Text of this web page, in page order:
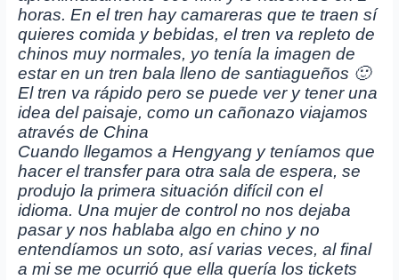
horas. En el tren hay camareras que te traen sí
quieres comida y bebidas, el tren va repleto de
chinos muy normales, yo tenía la imagen de
estar en un tren bala lleno de santiagueños 🙂
El tren va rápido pero se puede ver y tener una
idea del paisaje, como un cañonazo viajamos
através de China
Cuando llegamos a Hengyang y teníamos que
hacer el transfer para otra sala de espera, se
produjo la primera situación difícil con el
idioma. Una mujer de control no nos dejaba
pasar y nos hablaba algo en chino y no
entendíamos un soto, así varias veces, al final
a mi se me ocurrió que ella quería los tickets